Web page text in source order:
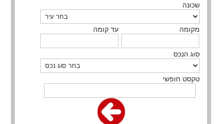
שכונה
מקומה עד קומה
סוג הנכס
טקסט חופשי